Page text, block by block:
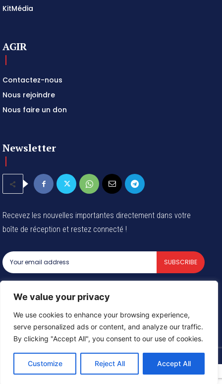
We value your privacy
We use cookies to enhance your browsing experience,
serve personalized ads or content, and analyze our traffic.
By clicking "Accept All", you consent to our use of cookies.
Customize Reject All Accept All
KitMédia
AGIR
Contactez-nous
Nous rejoindre
Nous faire un don
Newsletter
Recevez les nouvelles importantes directement dans votre
boîte de réception et restez connecté !
SUBSCRIBE
© 2024 Tous les droits reservés - Groupe Afrique54 SARL
Need help? Our team is just a message away